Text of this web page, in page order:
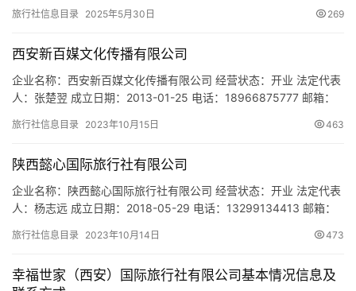
城
旅行社信息目录 2025年5月30日 269
西安新百媒文化传播有限公司
企业名称：西安新百媒文化传播有限公司 经营状态：开业 法定代表
人：张楚翌 成立日期：2013-01-25 电话：18966875777 邮箱：
91610113057134392W 注册地址：西安市雁塔区雁塔路南段99号
广播电台、电视台、报刊出…
旅行社信息目录 2023年10月15日 463
陕西懿心国际旅行社有限公司
企业名称：陕西懿心国际旅行社有限公司 经营状态：开业 法定代表
人：杨志远 成立日期：2018-05-29 电话：13299134413 邮箱：
91610112MA6UX9LG4F 注册地址：陕西省西安市未央区未央路80
入境旅游业务；旅游信息…
旅行社信息目录 2023年10月14日 473
幸福世家（西安）国际旅行社有限公司基本情况信息及